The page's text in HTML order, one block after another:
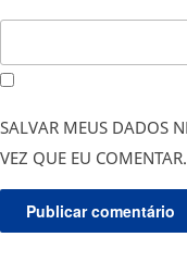
SALVAR MEUS DADOS
VEZ QUE EU COMENTAR.